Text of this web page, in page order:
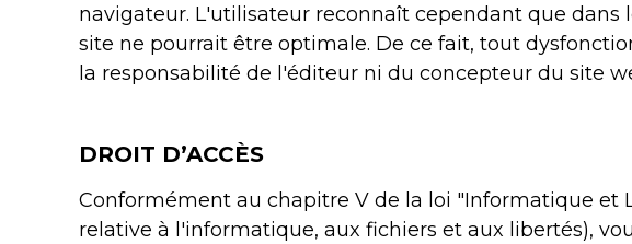
navigateur. L'utilisateur reconnaît cependant que
site ne pourrait être optimale. De ce fait, tout
la responsabilité de l'éditeur ni du concepteur du site
DROIT D’ACCÈS
Conformément au chapitre V de la loi "Informatique et
relative à l'informatique, aux fichiers et aux libertés),